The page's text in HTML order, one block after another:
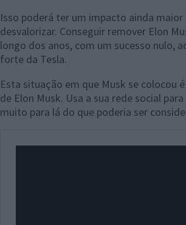
Isso poderá ter um impacto ainda
desvalorizar. Conseguir remover Elon
longo dos anos, com um sucesso nulo,
forte da Tesla.
Esta situação em que Musk se colocou
de Elon Musk. Usa a sua rede social
muito para lá do que poderia ser